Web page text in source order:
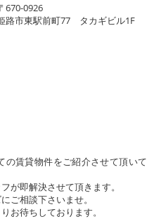
670-0926
路市東駅前町77 タカギビル1F
の賃貸物件をご紹介させて頂いて
が即解決させて頂きます。
ご相談下さいませ。
お待ちしております。